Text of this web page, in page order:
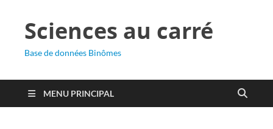
Sciences au carré
Base de données Binômes
MENU PRINCIPAL